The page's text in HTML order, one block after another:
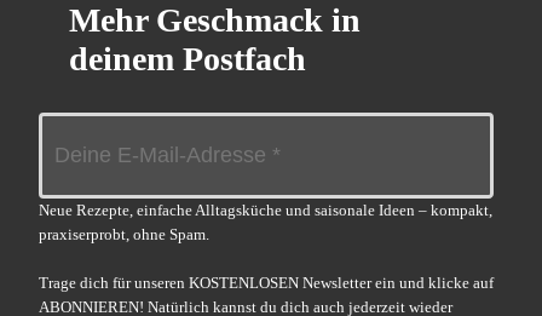
Mehr Geschmack in
deinem Postfach
Neue Rezepte, einfache Alltagsküche und saisonale Ideen – kompakt,
praxiserprobt, ohne Spam.
Trage dich für unseren KOSTENLOSEN Newsletter ein und klicke auf
ABONNIEREN! Natürlich kannst du dich auch jederzeit wieder